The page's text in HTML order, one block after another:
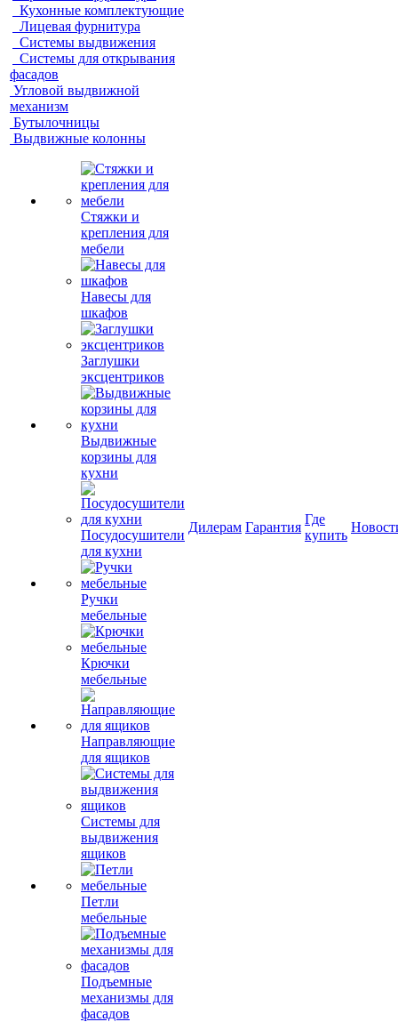
Кухонные комплектующие
Лицевая фурнитура
Системы выдвижения
Системы для открывания
фасадов
Угловой выдвижной
механизм
Бутылочницы
Выдвижные колонны
Стяжки и
крепления для
мебели
Навесы для
шкафов
Заглушки
эксцентриков
Выдвижные
корзины для
кухни
Посудосушители
для кухни
Ручки
мебельные
Крючки
мебельные
Направляющие
для ящиков
Системы для
выдвижения
ящиков
Петли
мебельные
Подъемные
механизмы для
фасадов
Дилерам Гарантия
Где
купить